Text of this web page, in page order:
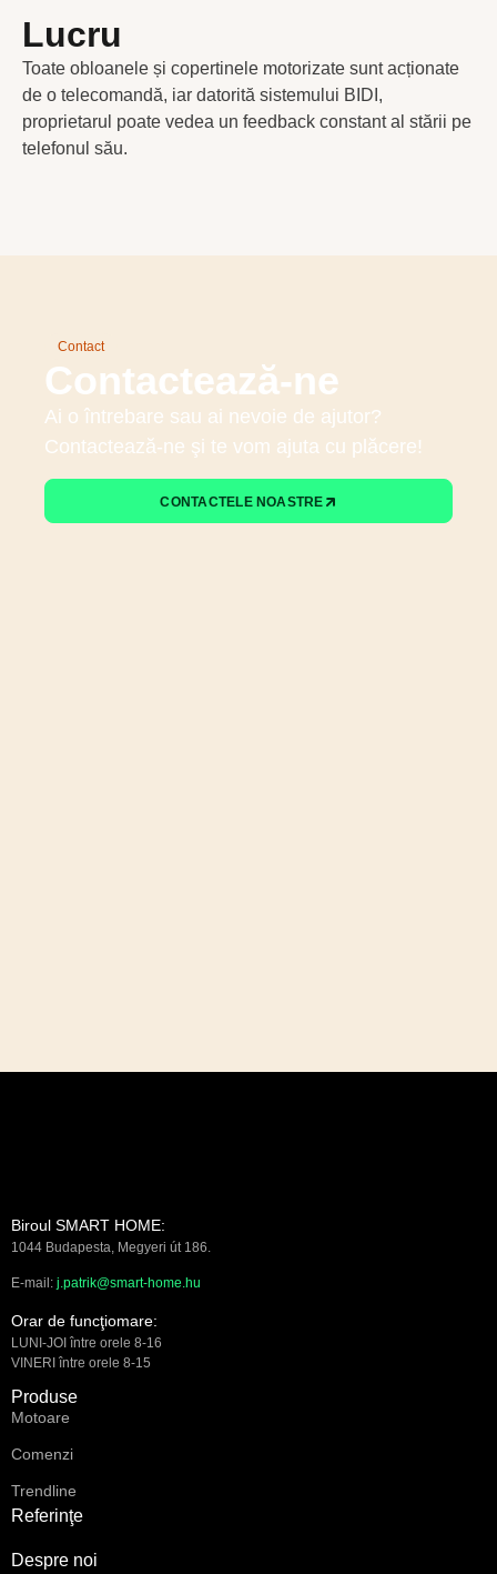
Lucru
Toate obloanele și copertinele motorizate sunt acționate
de o telecomandă, iar datorită sistemului BIDI,
proprietarul poate vedea un feedback constant al stării pe
telefonul său.
Contact
Contactează-ne
Ai o întrebare sau ai nevoie de ajutor?
Contactează-ne şi te vom ajuta cu plăcere!
CONTACTELE NOASTRE
Biroul SMART HOME:
1044 Budapesta, Megyeri út 186.
E-mail: j.patrik@smart-home.hu
Orar de funcţiomare:
LUNI-JOI între orele 8-16
VINERI între orele 8-15
Produse
Motoare
Comenzi
Trendline
Referinţe
Despre noi